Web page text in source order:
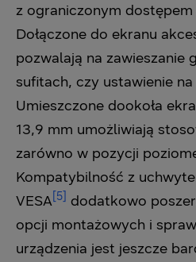
z ograniczonym dostępem
Dołączone do ekranu
pozwalają na zawieszanie
sufitach, czy ustawienie na
Umieszczone dookoła
13,9 mm umożliwiają
zarówno w pozycji
Kompatybilność z
VESA [5] dodatkowo
opcji montażowych i
urządzenia jest jeszcze